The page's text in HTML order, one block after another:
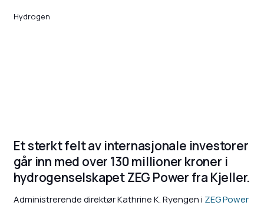
Hydrogen
Et sterkt felt av internasjonale investorer
går inn med over 130 millioner kroner i
hydrogenselskapet ZEG Power fra Kjeller.
Administrerende direktør Kathrine K. Ryengen i ZEG Power